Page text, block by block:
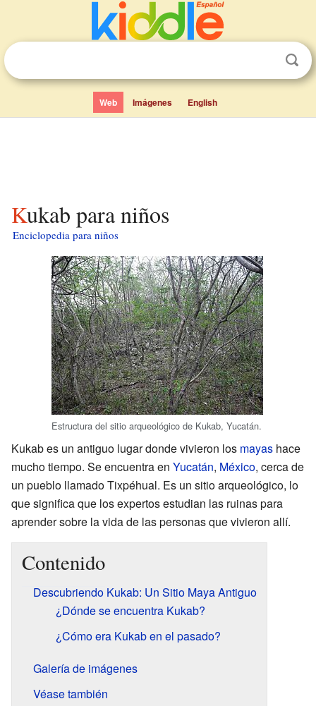
Web Imágenes English
Kukab para niños
Enciclopedia para niños
Estructura del sitio arqueológico de Kukab, Yucatán.
Kukab es un antiguo lugar donde vivieron los mayas hace
mucho tiempo. Se encuentra en Yucatán, México, cerca de
un pueblo llamado Tixpéhual. Es un sitio arqueológico, lo
que significa que los expertos estudian las ruinas para
aprender sobre la vida de las personas que vivieron allí.
Contenido
Descubriendo Kukab: Un Sitio Maya Antiguo
¿Dónde se encuentra Kukab?
¿Cómo era Kukab en el pasado?
Galería de imágenes
Véase también